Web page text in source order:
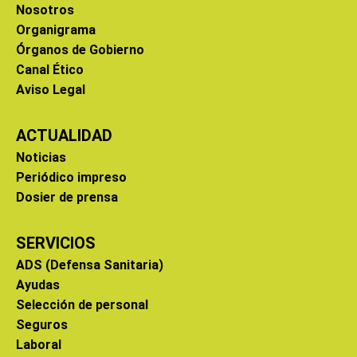
Nosotros
Organigrama
Órganos de Gobierno
Canal Ético
Aviso Legal
ACTUALIDAD
Noticias
Periódico impreso
Dosier de prensa
SERVICIOS
ADS (Defensa Sanitaria)
Ayudas
Selección de personal
Seguros
Laboral